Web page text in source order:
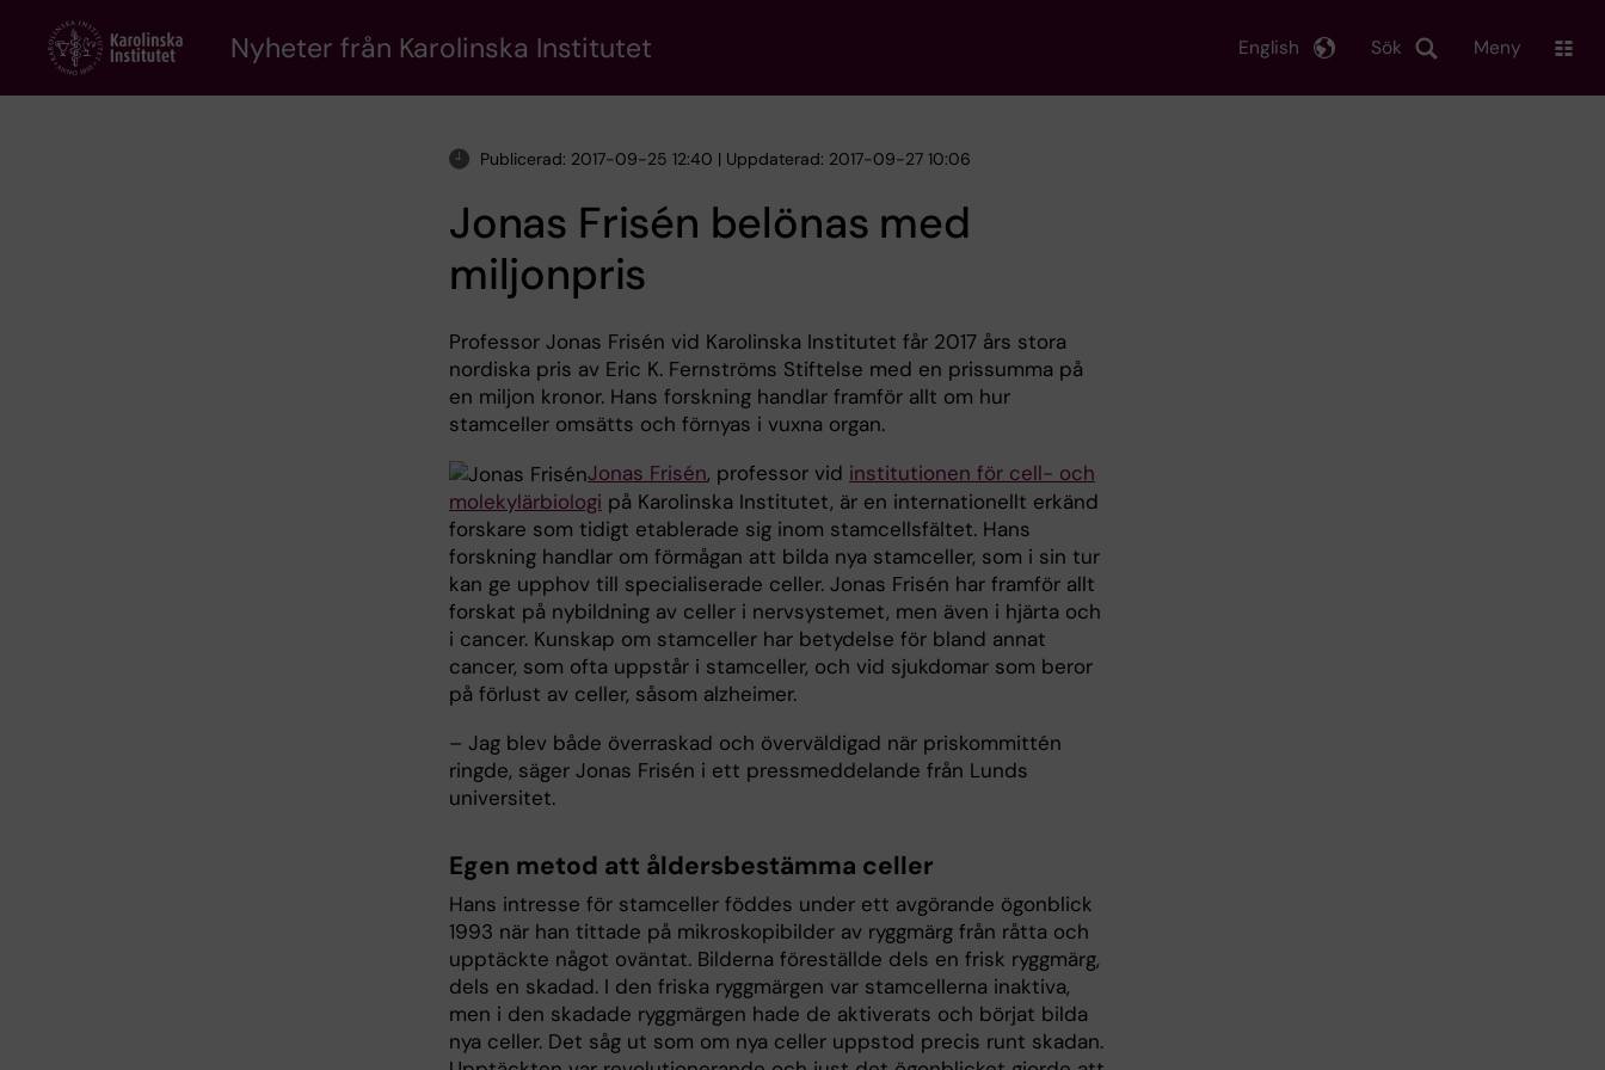
content
Nyheter från Karolinska Institutet Sök
English Meny
Publicerad: 2017-09-25 12:40 | Uppdaterad: 2017-09-27 10:06
Jonas Frisén belönas med
miljonpris
Professor Jonas Frisén vid Karolinska Institutet får 2017 års stora
nordiska pris av Eric K. Fernströms Stiftelse med en prissumma på
en miljon kronor. Hans forskning handlar framför allt om hur
stamceller omsätts och förnyas i vuxna organ.
Jonas Frisén, professor vid institutionen för cell- och
molekylärbiologi på Karolinska Institutet, är en internationellt erkänd
forskare som tidigt etablerade sig inom stamcellsfältet. Hans
forskning handlar om förmågan att bilda nya stamceller, som i sin tur
kan ge upphov till specialiserade celler. Jonas Frisén har framför allt
forskat på nybildning av celler i nervsystemet, men även i hjärta och
i cancer. Kunskap om stamceller har betydelse för bland annat
cancer, som ofta uppstår i stamceller, och vid sjukdomar som beror
på förlust av celler, såsom alzheimer.
– Jag blev både överraskad och överväldigad när priskommittén
ringde, säger Jonas Frisén i ett pressmeddelande från Lunds
universitet.
Egen metod att åldersbestämma celler
Hans intresse för stamceller föddes under ett avgörande ögonblick
1993 när han tittade på mikroskopibilder av ryggmärg från råtta och
upptäckte något oväntat. Bilderna föreställde dels en frisk ryggmärg,
dels en skadad. I den friska ryggmärgen var stamcellerna inaktiva,
men i den skadade ryggmärgen hade de aktiverats och börjat bilda
nya celler. Det såg ut som om nya celler uppstod precis runt skadan.